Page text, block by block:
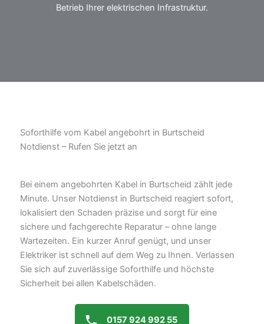
Betrieb Ihrer elektrischen Infrastruktur.
Soforthilfe vom Kabel angebohrt in Burtscheid
Notdienst – Rufen Sie jetzt an
Bei einem angebohrten Kabel in Burtscheid zählt jede
Minute. Unser Notdienst in Burtscheid reagiert sofort,
lokalisiert den Schaden präzise und sorgt für eine
sichere und fachgerechte Reparatur – ohne lange
Wartezeiten. Ein kurzer Anruf genügt, und unser
Elektriker ist schnell auf dem Weg zu Ihnen. Verlassen
Sie sich auf zuverlässige Soforthilfe und höchste
Sicherheit bei allen Kabelschäden.
0157 924 992 55